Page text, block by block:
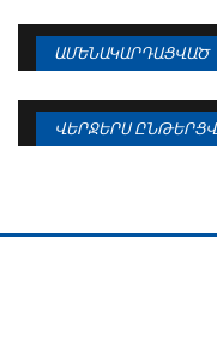
ԱՄԵՆԱԿԱՐԴԱՑՎԱԾ
ՎԵՐՋԵՐՍ